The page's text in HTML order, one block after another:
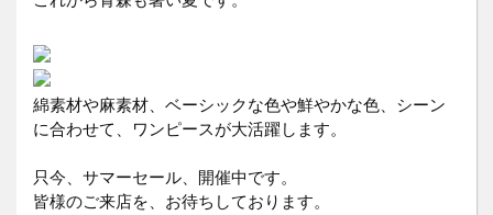
綿素材や麻素材、ベーシックな色や鮮やかな色、シーン
に合わせて、ワンピースが大活躍します。
只今、サマーセール、開催中です。
皆様のご来店を、お待ちしております。